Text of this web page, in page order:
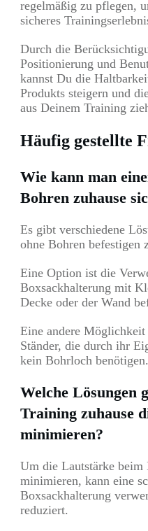
regelmäßig zu pflegen,
sicheres
Durch die
Positionierung und
kannst Du die
Produkts steigern und
aus Deinem Training
Häufig gestellte
Wie kann man
Bohren zuhause
Es gibt verschiedene
ohne Bohren befestigen
Eine Option ist die
Boxsackhalterung mit
Decke oder der Wand
Eine andere
Ständer, die durch ihr
kein Bohrloch benötigen.
Welche Lösungen
Training zuhause
minimieren?
Um die Lautstärke beim
minimieren, kann eine
Boxsackhalterung
reduziert.